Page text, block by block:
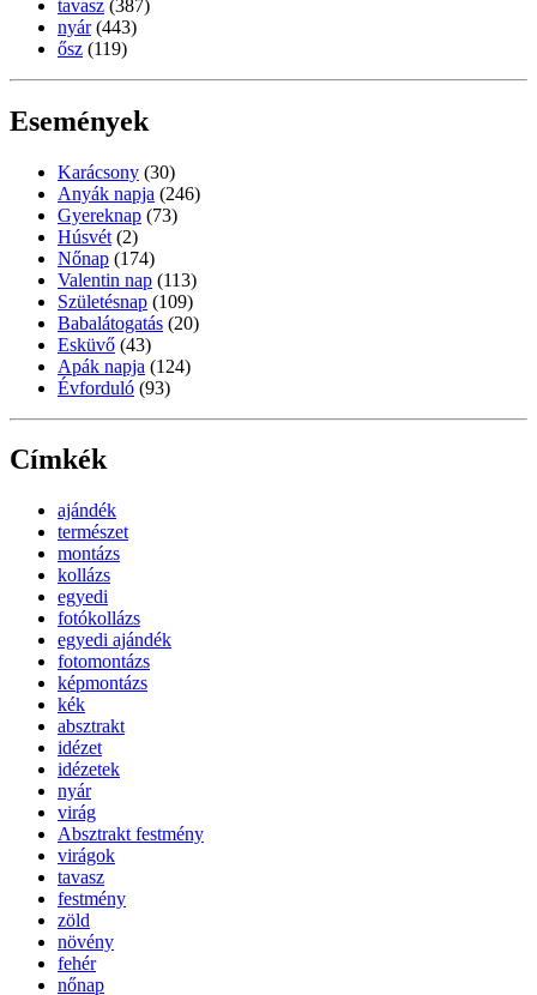
tavasz (387)
nyár (443)
ősz (119)
Események
Karácsony (30)
Anyák napja (246)
Gyereknap (73)
Húsvét (2)
Nőnap (174)
Valentin nap (113)
Születésnap (109)
Babalátogatás (20)
Esküvő (43)
Apák napja (124)
Évforduló (93)
Címkék
ajándék
természet
montázs
kollázs
egyedi
fotókollázs
egyedi ajándék
fotomontázs
képmontázs
kék
absztrakt
idézet
idézetek
nyár
virág
Absztrakt festmény
virágok
tavasz
festmény
zöld
növény
fehér
nőnap